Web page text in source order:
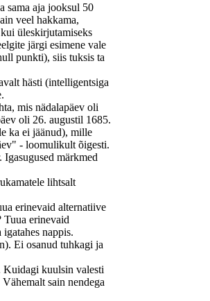
sama aja jooksul 50
veel hakkama,
üleskirjutamiseks
järgi esimene vale
punkti), siis tuksis ta
hästi (intelligentsiga
mis nädalapäev oli
oli 26. augustil 1685.
ka ei jäänud), mille
- loomulikult õigesti.
märkmed
lihtsalt
erinevaid alternatiive
erinevaid
nappis.
Ei osanud tuhkagi ja
Kuidagi kuulsin valesti
sain nendega